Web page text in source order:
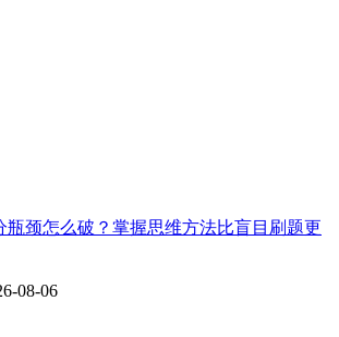
瓶颈怎么破？掌握思维方法比盲目刷题更
08-06